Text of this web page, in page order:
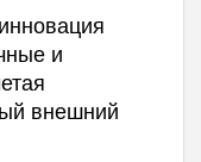
и
внешний